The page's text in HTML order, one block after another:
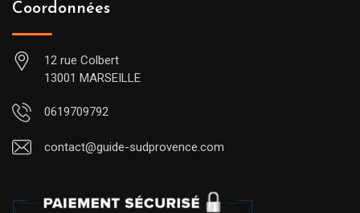
Coordonnées
12 rue Colbert
13001 MARSEILLE
0619709792
contact@guide-sudprovence.com